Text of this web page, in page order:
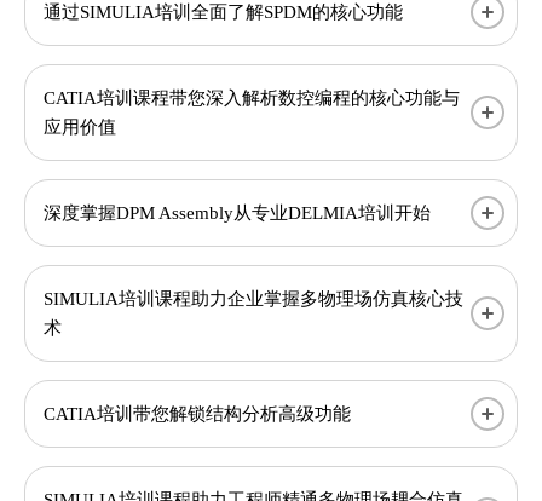
通过SIMULIA培训全面了解SPDM的核心功能
CATIA培训课程带您深入解析数控编程的核心功能与
应用价值
深度掌握DPM Assembly从专业DELMIA培训开始
SIMULIA培训课程助力企业掌握多物理场仿真核心技
术
CATIA培训带您解锁结构分析高级功能